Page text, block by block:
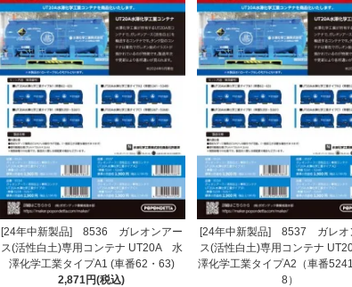
[24年中新製品] 8536 ガレオンアー
ス(活性白土)専用コンテナ UT20A 水
澤化学工業タイプA1 (車番62・63)
2,871円(税込)
[24年中新製品] 8537 ガレオ
ス(活性白土)専用コンテナ
澤化学工業タイプA2（車番
8）